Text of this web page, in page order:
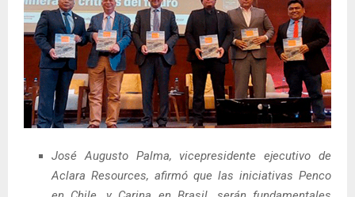
José Augusto Palma, vicepresidente ejecutivo de
Aclara Resources, afirmó que las iniciativas Penco